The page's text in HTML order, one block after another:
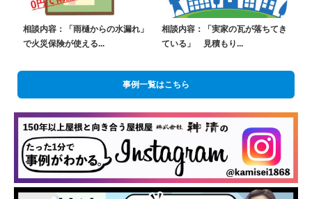
相談内容：「雨樋からの水漏れ」
で火災保険が使える...
相談内容：「実家の瓦が落ちてき
ている」 見積もり...
事例一覧はこちら